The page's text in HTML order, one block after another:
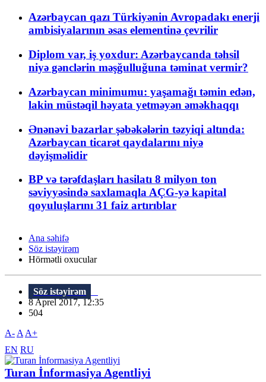
Azərbaycan qazı Türkiyənin Avropadakı enerji
ambisiyalarının əsas elementinə çevrilir
Diplom var, iş yoxdur: Azərbaycanda təhsil
niyə gənclərin məşğulluğuna təminat vermir?
Azərbaycan minimumu: yaşamağı təmin edən,
lakin müstəqil həyata yetməyən əməkhaqqı
Ənənəvi bazarlar şəbəkələrin təzyiqi altında:
Azərbaycan ticarət qaydalarını niyə
dəyişməlidir
BP və tərəfdaşları hasilatı 8 milyon ton
səviyyəsində saxlamaqla AÇG-yə kapital
qoyuluşlarını 31 faiz artırıblar
Ana səhifə
Söz istəyirəm
Hörmətli oxucular
Söz istəyirəm
8 Aprel 2017, 12:35
504
A- A A+
EN RU
Turan İnformasiya Agentliyi